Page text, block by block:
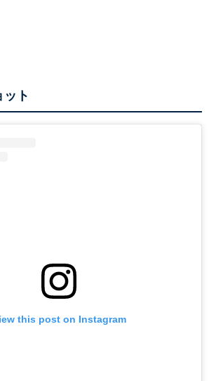
ト
this post on Instagram